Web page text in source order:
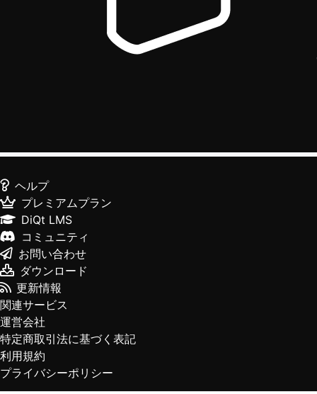
ヘルプ
プレミアムプラン
DiQt LMS
コミュニティ
お問い合わせ
ダウンロード
更新情報
関連サービス
運営会社
特定商取引法に基づく表記
利用規約
プライバシーポリシー